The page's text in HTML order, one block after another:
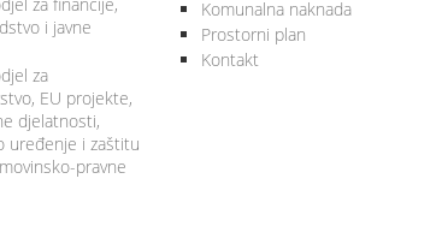
i javne
za
EU projekte,
djelatnosti,
uređenje i zaštitu
pravne
Komunalna naknada
Prostorni plan
Kontakt